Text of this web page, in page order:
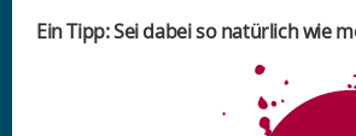
Ein Tipp: Sei dabei so natürlich wie